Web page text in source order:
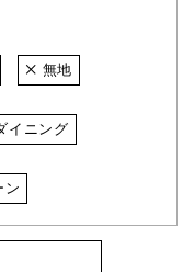
無地
イニング
ン